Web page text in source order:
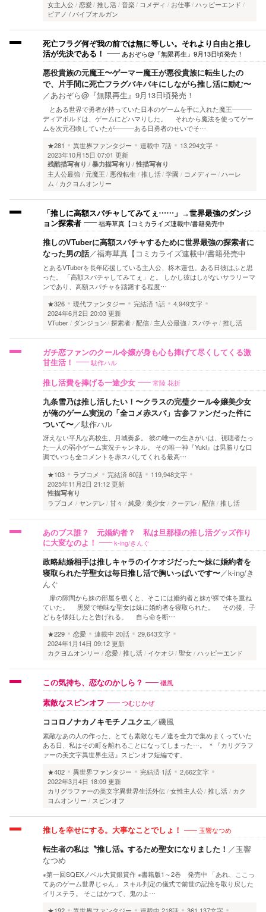
女主人公 恋愛 推し活 音楽 コメディ お仕事 ハッピーエンド
ピアノ / パイプオルガン
死亡フラグ何ぞ我の前では無に等しい。それより自由と推し
活が先決である！
あおぞら@『無限再生』9月13日頃発売！
悪役貴族の元魔王〜ゲーマー魔王が悪役貴族に転生したの
で、片手間に死亡フラグバキバキにしながら推し活に励む〜
／あおぞら@『無限再生』9月13日頃発売！
とある世界で勇者が持っていた日本のゲームを手に入れた魔王———
ディアボルドは、ゲームにどハマりした。 それから魔法を使ってゲー
ムを次元召喚していたが———ある日勇者のせいでそ…
★281
異世界ファンタジー 連載中 7話
13,294文字
2023年10月15日 07:01 更新
残酷描写有り 暴力描写有り 性描写有り
主人公最強 元魔王 悪役転生 推し活 学園 コメディー ハーレ
ム
カクヨムオンリー
「推しに高額スパチャしてみてぇ……」→世界最強のダンジ
ョン探索者
福寿草真【コミカライズ連載中/書籍発売中
推しのVTuberに高額スパチャするために世界最強の探索者に
なった男の話／福寿草真【コミカライズ連載中/書籍発売中
とあるVTuberを長年応援している主人公、柊木蓮也。ある日彼はふと思
った。 「高額スパチャしてみてぇ」と。 しかし彼はしがないサラリーマ
ンであり、高額スパチャを躊躇する程度…
★326
現代ファンタジー 完結済 1話
4,949文字
2024年6月2日 20:03 更新
VTuber
ダンジョン 探索者 配信 主人公最強 スパチャ 推し活
ガチ恋ファンのクール令嬢が身も心も捧げて尽くしてくる激
甘生活！
駄作ハル
推し活費を捧げる一途少女 常陸 花折
九条雪乃は推し活したい！〜クラスの完璧クール令嬢美少女
が俺のゲーム実況の「全コメ赤スパ」古参ファンだった件に
ついて〜／駄作ハル
冴えない平凡な高校生、月城奏多。 彼の唯一の生きがいは、視聴者たっ
た一人の弱小ゲーム実況チャンネル。 その唯一神『Yuki』は男勝りな口
調でいつも全コメントを赤スパしてくれる最高…
★103
ラブコメ 完結済60話
119,948文字
2025年11月2日 21:12 更新
性描写有り
ラブコメ ヤンデレ 甘々 純愛 美少女 クーデレ 配信 推し活
あのブス誰？ 元婚約者？ 私は旦那様の推し活グッズ作り
に大変なのよ！
k-ing/きんぐ
政略結婚相手は推しキャラのイケオジだった〜妹に婚約者を
寝取られた芋聖女は毎日推し活で胸いっぱいです〜／k-ing/き
んぐ
扉の隙間から妹の部屋を覗くと、そこには婚約者と妹が裸で体を重ね
ていた。 黒髪で地味な聖女は妹に婚約者を寝取られた。 その後、子
どもを懐妊したと告げれる。 自ら命を断…
★229
恋愛 連載中 20話
29,643文字
2024年1月14日 09:12 更新
カクヨムオンリー
恋愛 推し活 イケオジ 聖女 ハッピーエンド
この気持ち、恋なのかしら？ 磯風
素敵なスピンオフ つむじかぜ
ココロノナカノキモチノユクエ／磯風
素敵なあの人の作った、とても素敵なモノ達を全力で集めまくっていた
ある日、私はその町を離れることになってしまった…。 ＊『カリグラフ
ァーの美文字異世界生活』スピンオフ短編です。
★402
異世界ファンタジー 完結済 1話
2,662文字
2022年3月4日 18:09 更新
カリグラファーの美文字異世界生活外伝 女性主人公 推し活
カク
ヨムオンリー
スピンオフ
推しを幸せにする。大事なことでしょ！ 玉響なつめ
転生者の私は〝推し活〟するため聖女になりました！ ／玉響
なつめ
※第一回SQEXノベル大賞銀賞作 ※書籍版1～2巻 発売中 「あれ、ここっ
てあのゲーム世界じゃん」 スキル判定の儀式で前世の記憶を取り戻した
イリステラ。 そこはかつて、鬼のよ…